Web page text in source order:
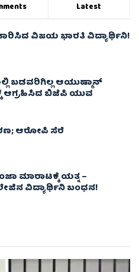
Latest
ವಿಜಯ ಭಾರತಿ ವಿದ್ಯಾರ್ಥಿನಿ!
ಬಡವರಿಗಿಲ್ಲ ಆಯುಷ್ಮಾನ್
ಆಗ್ರಹಿಸಿದ ಬಿಜೆಪಿ ಯುವ
ಆರೋಪಿ ಸೆರೆ
ಮಾರಾಟಕ್ಕೆ ಯತ್ನ –
ವಿದ್ಯಾರ್ಥಿನಿ ಬಂಧನ!